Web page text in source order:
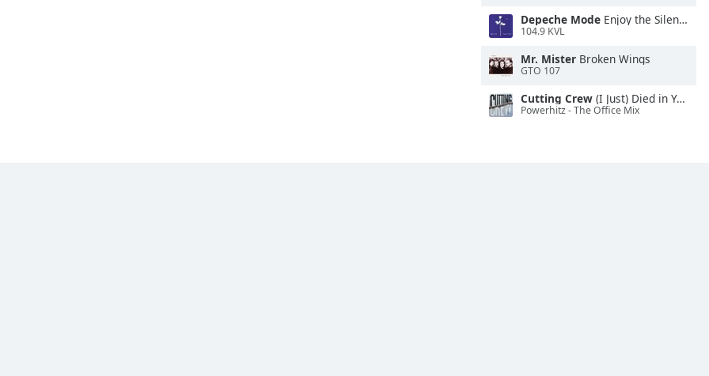
Depeche Mode Enjoy the Silence
104.9 KVL
Mr. Mister Broken Wings
GTO 107
Cutting Crew (I Just) Died in Your Arms
Powerhitz - The Office Mix